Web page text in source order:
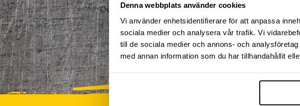
Denna webbplats använder cookies
Vi använder enhetsidentifierare för att anpassa
sociala medier och analysera vår trafik. Vi
till de sociala medier och annons- och
med annan information som du har tillhandahållit
Det finns tyvärr inte några aktiviteter ännu,